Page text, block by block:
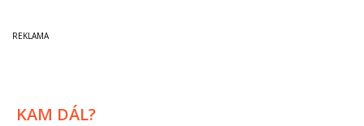
KAM DÁL?